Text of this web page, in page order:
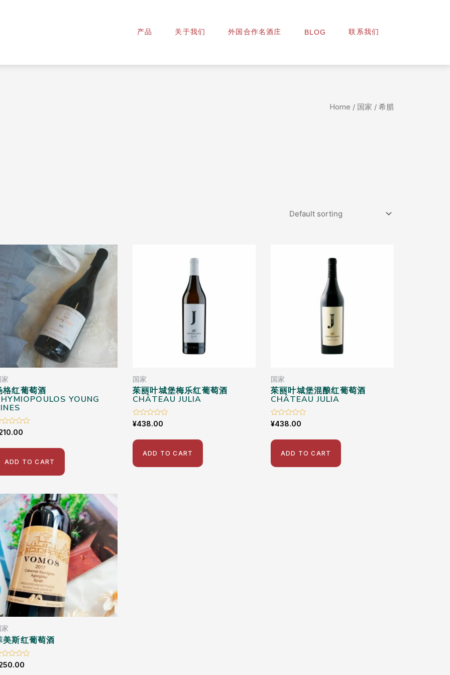
产品 关于我们 外国合作名酒庄 BLOG 联系我们
Home / 国家 / 希腊
格红葡萄酒
YOUNG
ADD TO CART
国家
茱丽叶城堡梅乐红葡萄酒
CHÂTEAU JULIA
Rated
of
¥438.00
ADD TO CART
国家
茱丽叶城堡混酿红葡萄酒
CHÂTEAU JULIA
Rated
of
¥438.00
ADD TO CART
美斯红葡萄酒